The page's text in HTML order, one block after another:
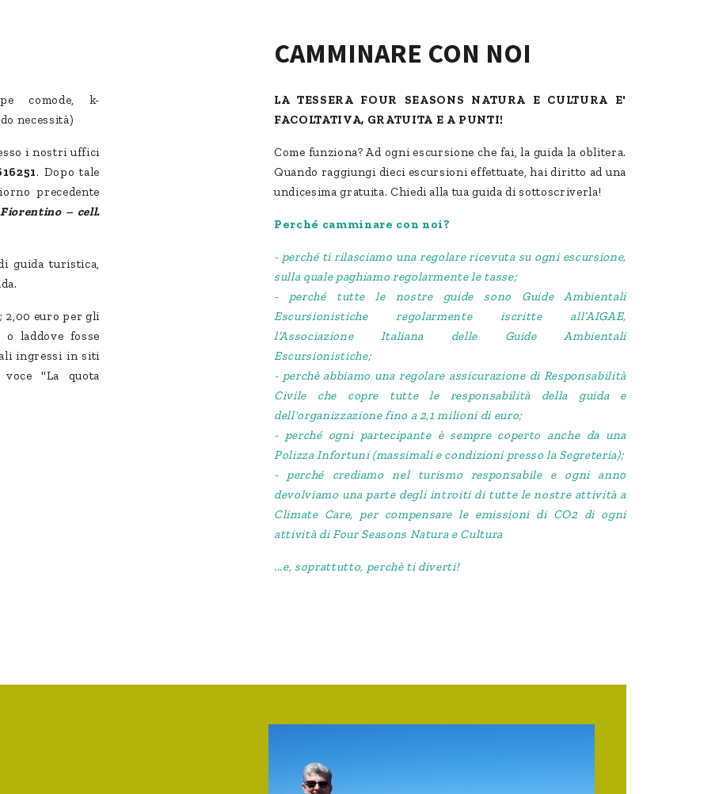
comode, k-
necessità)
i nostri uffici
. Dopo tale
precedente
– cell.
guida turistica,
2,00 euro per gli
laddove fosse
ingressi in siti
"La quota
CAMMINARE CON NOI
LA TESSERA FOUR SEASONS NATURA E CULTURA E'
FACOLTATIVA, GRATUITA E A PUNTI!
Come funziona? Ad ogni escursione che fai, la guida la oblitera.
Quando raggiungi dieci escursioni effettuate, hai diritto ad una
undicesima gratuita. Chiedi alla tua guida di sottoscriverla!
Perché camminare con noi?
- perché ti rilasciamo una regolare ricevuta su ogni escursione,
sulla quale paghiamo regolarmente le tasse;
- perché tutte le nostre guide sono Guide Ambientali
Escursionistiche regolarmente iscritte all’AIGAE,
l’Associazione Italiana delle Guide Ambientali
Escursionistiche;
- perchè abbiamo una regolare assicurazione di Responsabilità
Civile che copre tutte le responsabilità della guida e
dell'organizzazione fino a 2,1 milioni di euro;
- perché ogni partecipante è sempre coperto anche da una
Polizza Infortuni (massimali e condizioni presso la Segreteria);
- perché crediamo nel turismo responsabile e ogni anno
devolviamo una parte degli introiti di tutte le nostre attività a
Climate Care, per compensare le emissioni di CO2 di ogni
attività di Four Seasons Natura e Cultura
...e, soprattutto, perchè ti diverti!